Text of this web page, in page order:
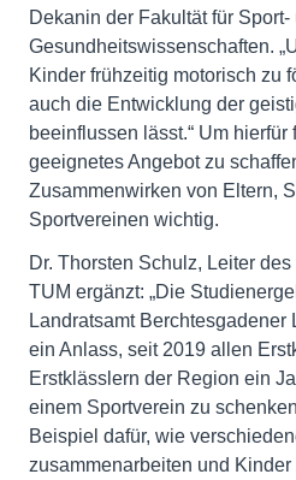
Dekanin der Fakultät für Sport-
Gesundheitswissenschaften.
Kinder frühzeitig motorisch zu
auch die Entwicklung der
beeinflussen lässt.“ Um
geeignetes Angebot zu
Zusammenwirken von Eltern,
Sportvereinen wichtig.
Dr. Thorsten Schulz, Leiter
TUM ergänzt: „Die
Landratsamt Berchtesgadener
ein Anlass, seit 2019 allen
Erstklässlern der Region ein
einem Sportverein zu
Beispiel dafür, wie
zusammenarbeiten und